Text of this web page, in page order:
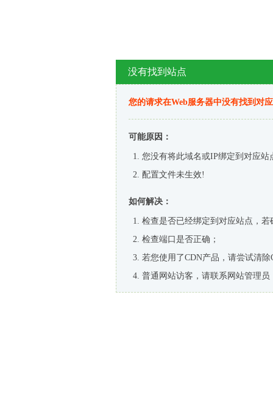
没有找到站点
您的请求在Web服务器中没有找到对
可能原因：
您没有将此域名或IP绑定到对应站
配置文件未生效!
如何解决：
检查是否已经绑定到对应站点，
检查端口是否正确；
若您使用了CDN产品，请尝试清除
普通网站访客，请联系网站管理员